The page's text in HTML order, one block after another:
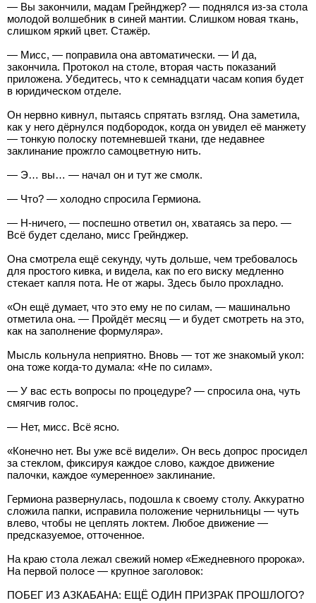
— Вы закончили, мадам Грейнджер? — поднялся из-за стола
молодой волшебник в синей мантии. Слишком новая ткань,
слишком яркий цвет. Стажёр.
— Мисс, — поправила она автоматически. — И да,
закончила. Протокол на столе, вторая часть показаний
приложена. Убедитесь, что к семнадцати часам копия будет
в юридическом отделе.
Он нервно кивнул, пытаясь спрятать взгляд. Она заметила,
как у него дёрнулся подбородок, когда он увидел её манжету
— тонкую полоску потемневшей ткани, где недавнее
заклинание прожгло самоцветную нить.
— Э… вы… — начал он и тут же смолк.
— Что? — холодно спросила Гермиона.
— Н-ничего, — поспешно ответил он, хватаясь за перо. —
Всё будет сделано, мисс Грейнджер.
Она смотрела ещё секунду, чуть дольше, чем требовалось
для простого кивка, и видела, как по его виску медленно
стекает капля пота. Не от жары. Здесь было прохладно.
«Он ещё думает, что это ему не по силам, — машинально
отметила она. — Пройдёт месяц — и будет смотреть на это,
как на заполнение формуляра».
Мысль кольнула неприятно. Вновь — тот же знакомый укол:
она тоже когда-то думала: «Не по силам».
— У вас есть вопросы по процедуре? — спросила она, чуть
смягчив голос.
— Нет, мисс. Всё ясно.
«Конечно нет. Вы уже всё видели». Он весь допрос просидел
за стеклом, фиксируя каждое слово, каждое движение
палочки, каждое «умеренное» заклинание.
Гермиона развернулась, подошла к своему столу. Аккуратно
сложила папки, исправила положение чернильницы — чуть
влево, чтобы не цеплять локтем. Любое движение —
предсказуемое, отточенное.
На краю стола лежал свежий номер «Ежедневного пророка».
На первой полосе — крупное заголовок:
ПОБЕГ ИЗ АЗКАБАНА: ЕЩЁ ОДИН ПРИЗРАК ПРОШЛОГО?